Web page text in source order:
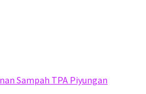
Sampah TPA Piyungan